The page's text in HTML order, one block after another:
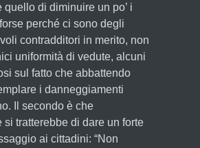
quello di diminuire un po’ i
perché ci sono degli
contradditori in merito, non
uniformità di vedute, alcuni
sul fatto che abbattendo
i danneggiamenti
Il secondo è che
si tratterebbe di dare un forte
ai cittadini: “Non